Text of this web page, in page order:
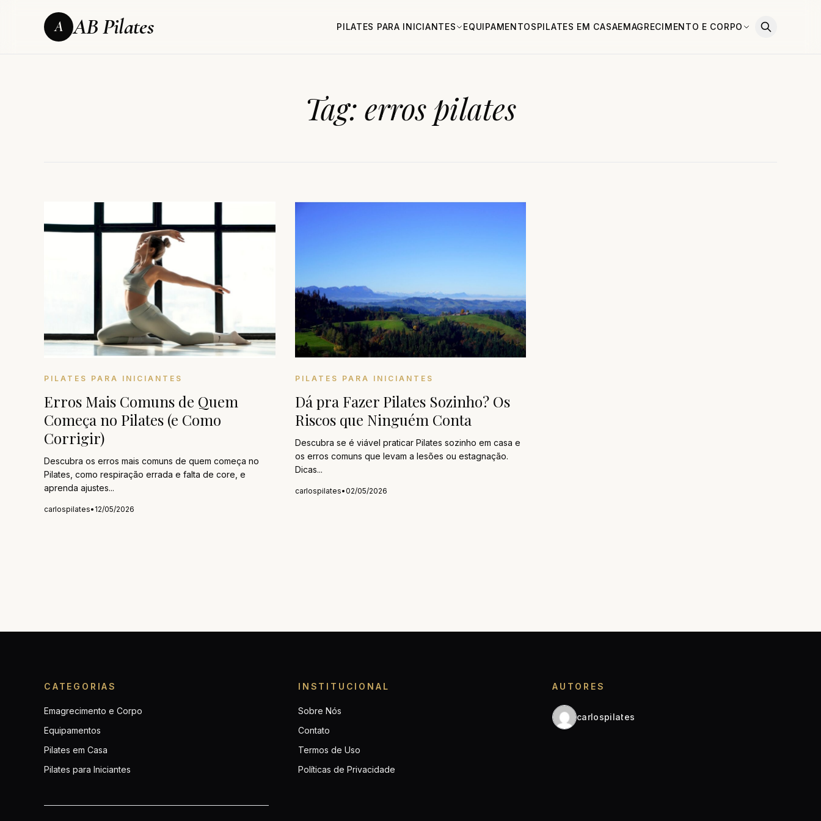
A AB Pilates PILATES PARA INICIANTES EQUIPAMENTOSPILATES EM CASAEMAGRECIMENTO E CORPO
Tag: erros pilates
PILATES PARA INICIANTES
Erros Mais Comuns de Quem
Começa no Pilates (e Como
Corrigir)
Descubra os erros mais comuns de quem começa no
Pilates, como respiração errada e falta de core, e
aprenda ajustes...
carlospilates• 12/05/2026
PILATES PARA INICIANTES
Dá pra Fazer Pilates Sozinho? Os
Riscos que Ninguém Conta
Descubra se é viável praticar Pilates sozinho em casa e
os erros comuns que levam a lesões ou estagnação.
Dicas...
carlospilates•02/05/2026
CATEGORIAS
Emagrecimento e Corpo
Equipamentos
Pilates em Casa
Pilates para Iniciantes
INSTITUCIONAL
Sobre Nós
Contato
Termos de Uso
Políticas de Privacidade
AUTORES
carlospilates